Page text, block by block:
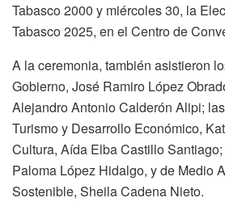
Tabasco 2000 y miércoles 30, la
Tabasco 2025, en el Centro de
A la ceremonia, también asistieron
Gobierno, José Ramiro López
Alejandro Antonio Calderón Alipi;
Turismo y Desarrollo Económico,
Cultura, Aída Elba Castillo
Paloma López Hidalgo, y de Medio
Sostenible, Sheila Cadena Nieto.